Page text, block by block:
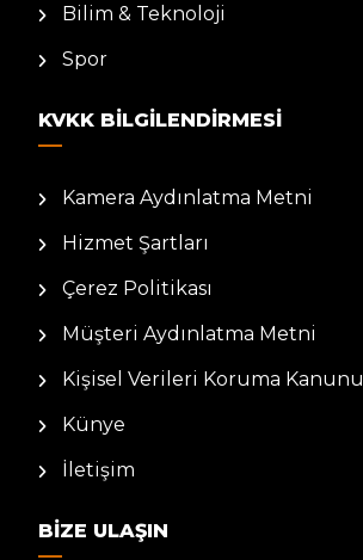
Bilim & Teknoloji
Spor
KVKK BILGILENDIRMESI
Kamera Aydınlatma Metni
Hizmet Şartları
Çerez Politikası
Müşteri Aydınlatma Metni
Kişisel Verileri Koruma Kanunu
Künye
İletişim
BIZE ULAŞIN